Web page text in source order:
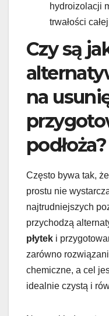
hydroizolacji
trwałości
Czy są
na
podłoża?
Często bywa tak,
prostu nie
najtrudniejszych
przychodzą
płytek i
zarówno
chemiczne, a cel
idealnie czystą i